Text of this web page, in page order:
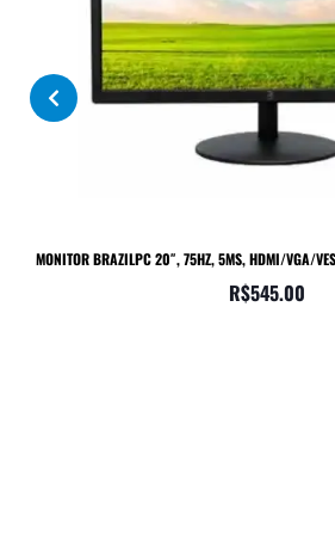
MONITOR BRAZILPC 20″, 75HZ, 5MS, HDMI/VGA/
R$545.00